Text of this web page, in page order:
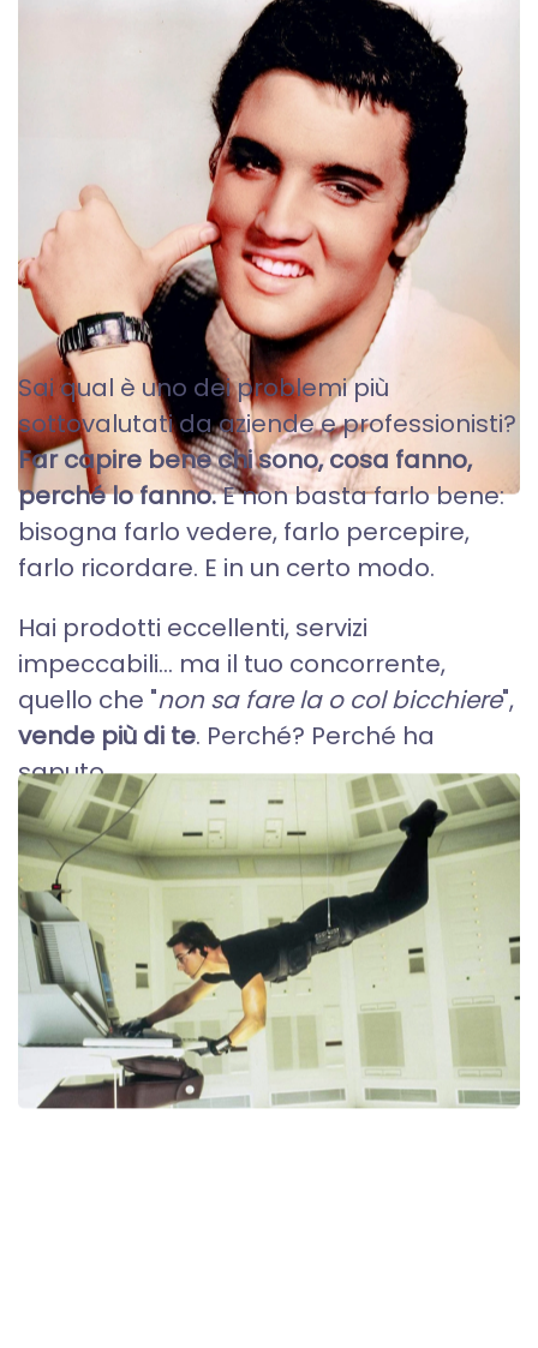
WEB REPUTATION E
PERSONAL BRANDING
Sai qual è uno dei problemi più
sottovalutati da aziende e professionisti?
Far capire bene chi sono, cosa fanno,
perché lo fanno.E non basta farlo bene:
bisogna farlo vedere, farlo percepire,
farlo ricordare. E in un certo modo.
Hai prodotti eccellenti, servizi
impeccabili… ma il tuo concorrente,
quello che "non sa fare la o col bicchiere",
vende più di te. Perché? Perché ha
saputo...
SCOPRI DI PIÙ